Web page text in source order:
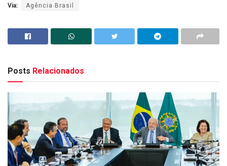
Via: Agência Brasil
Posts Relacionados